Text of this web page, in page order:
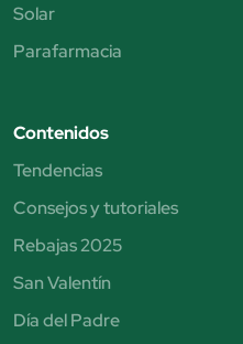
Solar
Parafarmacia
Contenidos
Tendencias
Consejos y tutoriales
Rebajas 2025
San Valentín
Día del Padre